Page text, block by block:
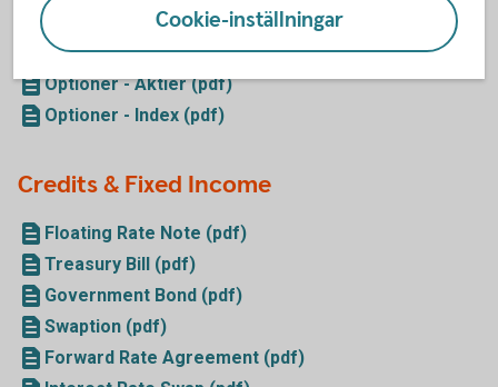
Terminer - Aktier (pdf)
Terminer - Index (pdf)
Optioner - Aktier (pdf)
Optioner - Index (pdf)
Credits & Fixed Income
Floating Rate Note (pdf)
Treasury Bill (pdf)
Government Bond (pdf)
Swaption (pdf)
Forward Rate Agreement (pdf)
Cookie-inställningar